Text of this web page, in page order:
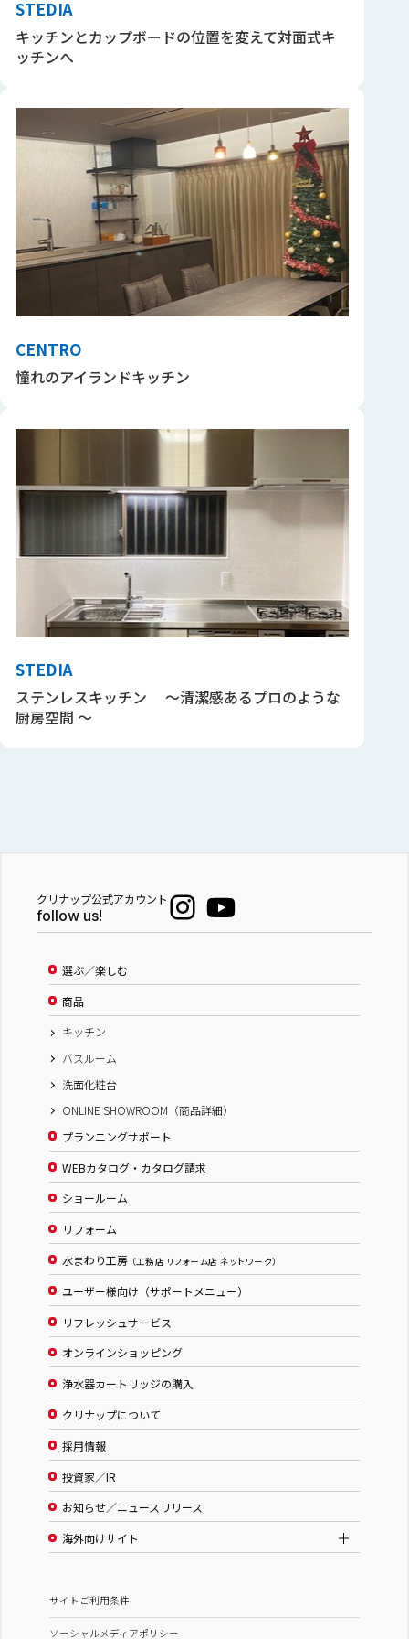
STEDIA
キッチンとカップボードの位置を変えて対面式キ
ッチンへ
CENTRO
憧れのアイランドキッチン
STEDIA
ステンレスキッチン ～清潔感あるプロのような
厨房空間 ～
クリナップ公式アカウント
follow us!
選ぶ／楽しむ
商品
キッチン
バスルーム
洗面化粧台
ONLINE SHOWROOM（商品詳細）
プランニングサポート
WEBカタログ・カタログ請求
ショールーム
リフォーム
水まわり工房 （工務店 リフォーム店 ネットワーク）
ユーザー様向け（サポートメニュー）
リフレッシュサービス
オンラインショッピング
浄水器カートリッジの購入
クリナップについて
採用情報
投資家／IR
お知らせ／ニュースリリース
海外向けサイト
サイトご利用条件
ソーシャルメディアポリシー